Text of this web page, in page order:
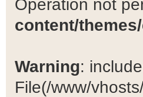
Operation not
content/
Warning:
File(/www/